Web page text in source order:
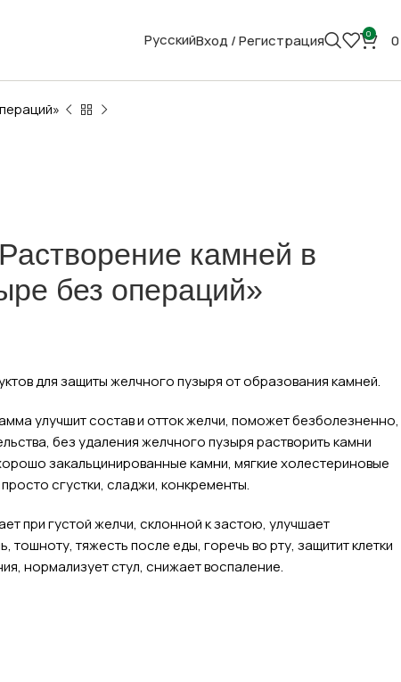
РусскийВход / Регистрация 0 0
камней в
без операций»
для защиты желчного пузыря от образования камней.
улучшит состав и отток желчи, поможет безболезненно,
без удаления желчного пузыря растворить камни
закальцинированные камни, мягкие холестериновые
сгустки, сладжи, конкременты.
при густой желчи, склонной к застою, улучшает
тошноту, тяжесть после еды, горечь во рту, защитит клетки
нормализует стул, снижает воспаление.